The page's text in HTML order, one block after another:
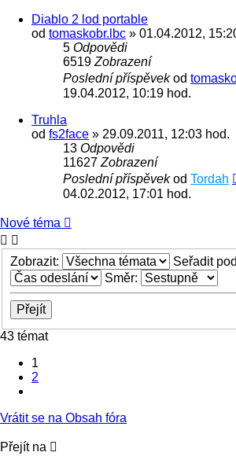
Diablo 2 lod portable
od tomaskobr.lbc » 01.04.2012,
5 Odpovědi
6519 Zobrazení
Poslední příspěvekod
19.04.2012, 10:19 hod.
Truhla
od fs2face » 29.09.2011, 12:03 hod.
13 Odpovědi
11627 Zobrazení
Poslední příspěvekod Tordah
04.02.2012, 17:01 hod.
Nové téma
Zobrazit:
Seřadit
Směr:
43 témat
1
2
Vrátit se na Obsah fóra
Přejít na